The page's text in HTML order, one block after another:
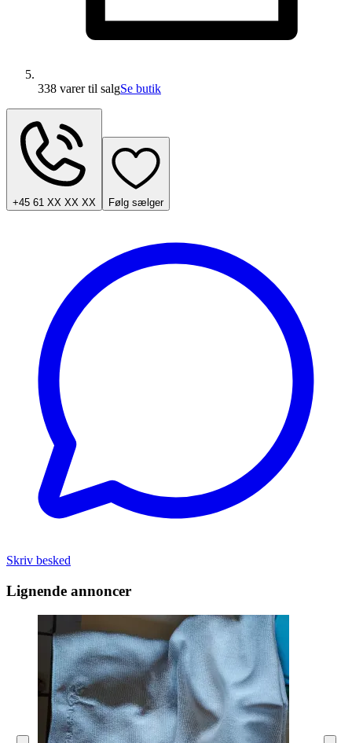
338 varertil salgSe butik
+45 61 XX XX XX Følg sælger
Skriv besked
Lignende annoncer